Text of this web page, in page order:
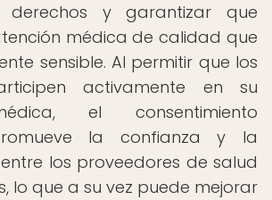
derechos y garantizar que
médica de calidad que
sensible. Al permitir que los
activamente en su
el consentimiento
la confianza y la
los proveedores de salud
lo que a su vez puede mejorar